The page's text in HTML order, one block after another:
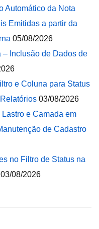
Automático da Nota
Emitidas a partir da
05/08/2026
– Inclusão de Dados de
e Coluna para Status
03/08/2026
e Camada em
de Cadastro
no Filtro de Status na
03/08/2026